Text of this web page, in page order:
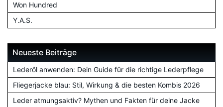
Won Hundred
Y.A.S.
Neueste Beiträge
Lederöl anwenden: Dein Guide für die richtige Lederpflege
Fliegerjacke blau: Stil, Wirkung & die besten Kombis 2026
Leder atmungsaktiv? Mythen und Fakten für deine Jacke